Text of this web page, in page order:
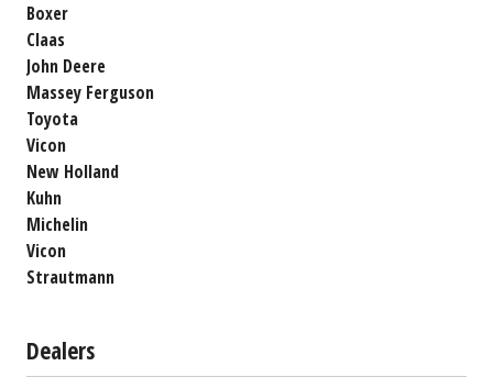
Boxer
Claas
John Deere
Massey Ferguson
Toyota
Vicon
New Holland
Kuhn
Michelin
Vicon
Strautmann
Dealers